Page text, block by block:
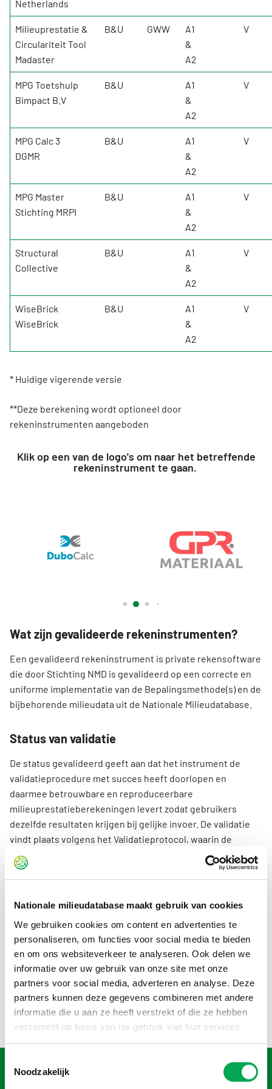
Nationale milieudatabase maakt gebruik van cookies
We gebruiken cookies om content en advertenties te
personaliseren, om functies voor social media te bieden
en om ons websiteverkeer te analyseren. Ook delen we
informatie over uw gebruik van onze site met onze
partners voor social media, adverteren en analyse. Deze
partners kunnen deze gegevens combineren met andere
informatie die u aan ze heeft verstrekt of die ze hebben
verzameld op basis van uw gebruik van hun services.
Noodzakelijk
Netherlands
Milieuprestatie &
Circulariteit Tool
Madaster
B&U GWW
A1
&
A2
V
MPG Toetshulp
Bimpact B.V
B&U
A1
&
A2
V
MPG Calc 3
DGMR
B&U
A1
&
A2
V
MPG Master
Stichting MRPI
B&U
A1
&
A2
V
Structural
Collective
B&U
A1
&
A2
V
WiseBrick
WiseBrick
B&U
A1
&
A2
V
* Huidige vigerende versie
**Deze berekening wordt optioneel door
rekeninstrumenten aangeboden
Klik op een van de logo's om naar het betreffende
rekeninstrument te gaan.
Wat zijn gevalideerde rekeninstrumenten?
Een gevalideerd rekeninstrument is private rekensoftware
die door Stichting NMD is gevalideerd op een correcte en
uniforme implementatie van de Bepalingsmethode(s) en de
bijbehorende milieudata uit de Nationale Milieudatabase.
Status van validatie
De status gevalideerd geeft aan dat het instrument de
validatieprocedure met succes heeft doorlopen en
daarmee betrouwbare en reproduceerbare
milieuprestatieberekeningen levert zodat gebruikers
dezelfde resultaten krijgen bij gelijke invoer. De validatie
vindt plaats volgens het Validatieprotocol, waarin de
gestandaardiseerde werkwijze is vastgelegd voor het
valideren van berekeningen en resultaten en waarmee de
wordt geborgd. Om het stempel gevalideerd te behouden
gevalideerd.
Naast de gevalideerde berekeningen kan een
rekeninstrumenten aanvullende functionaliteiten of
berekeningen bevatten; op deze pagina staat per
instrument precies aangegeven voor welke onderdelen en
berekeningen de validatie geldt.
Wat betekent validatie?